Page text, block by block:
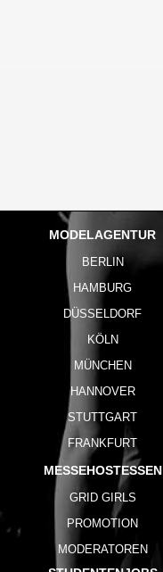
MODELAGENTUR
BERLIN
HAMBURG
DÜSSELDORF
KÖLN
MÜNCHEN
HANNOVER
STUTTGART
FRANKFURT
MESSEHOSTESSEN
GRID GIRLS
PROMOTION
MODERATOREN